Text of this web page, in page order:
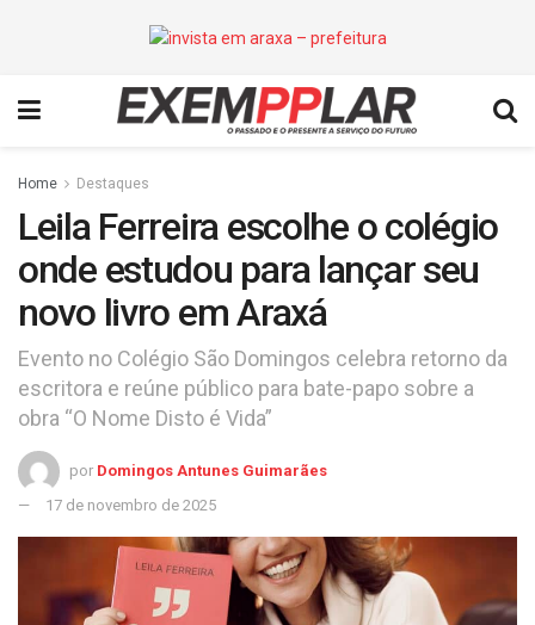
Home Destaques
Leila Ferreira escolhe o colégio
onde estudou para lançar seu
novo livro em Araxá
Evento no Colégio São Domingos celebra retorno da
escritora e reúne público para bate-papo sobre a
obra “O Nome Disto é Vida”
por Domingos Antunes Guimarães
17 de novembro de 2025